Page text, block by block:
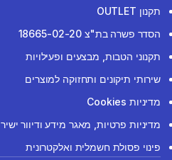
תקנון OUTLET
הסדר פשרה בת"צ 18665-02-20
תקנוני הטבות, מבצעים ופעילויות
שירותי תיקונים ותחזוקה למוצרים
מדיניות Cookies
מדיניות פרטיות, מאגר מידע ודיוור ישיר
פינוי פסולת חשמלית ואלקטרונית